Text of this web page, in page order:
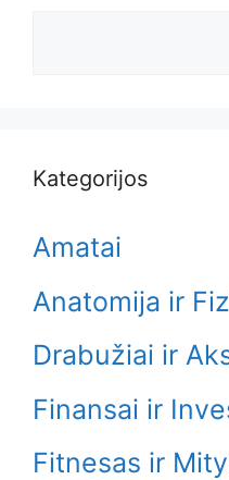
Kategorijos
Amatai
Anatomija ir
Drabužiai ir
Finansai ir
Fitnesas ir